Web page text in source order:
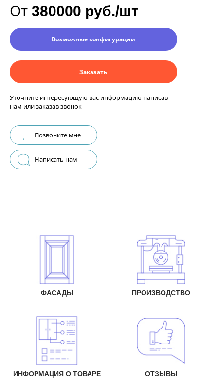
От 380000 руб./шт
Возможные конфигурации
Заказать
Уточните интересующую вас информацию написав
нам или заказав звонок
Позвоните мне
Написать нам
ФАСАДЫ ПРОИЗВОДСТВО
ИНФОРМАЦИЯ О ТОВАРЕ ОТЗЫВЫ